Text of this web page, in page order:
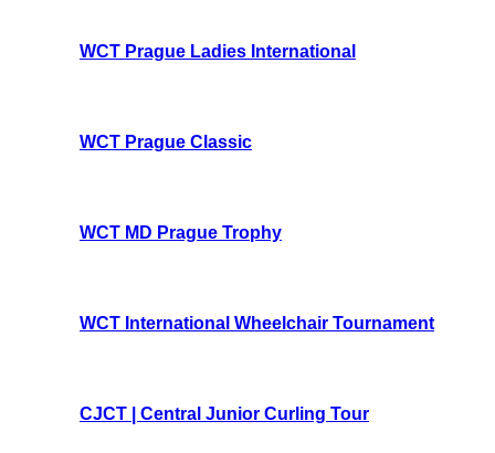
WCT Prague Ladies International
WCT Prague Classic
WCT MD Prague Trophy
WCT International Wheelchair Tournament
CJCT | Central Junior Curling Tour